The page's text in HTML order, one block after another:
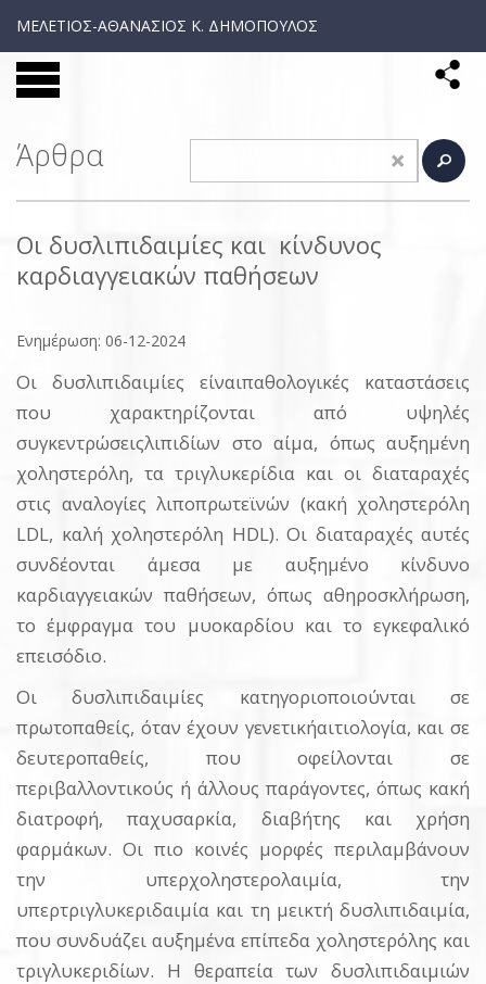
ΜΕΛΕΤΙΟΣ-ΑΘΑΝΑΣΙΟΣ Κ. ΔΗΜΟΠΟΥΛΟΣ
Άρθρα
Οι δυσλιπιδαιμίες και κίνδυνος
καρδιαγγειακών παθήσεων
Ενημέρωση: 06-12-2024
Οι δυσλιπιδαιμίες είναιπαθολογικές καταστάσεις
που χαρακτηρίζονται από υψηλές
συγκεντρώσειςλιπιδίων στο αίμα, όπως αυξημένη
χοληστερόλη, τα τριγλυκερίδια και οι διαταραχές
στις αναλογίες λιποπρωτεϊνών (κακή χοληστερόλη
LDL, καλή χοληστερόλη HDL). Οι διαταραχές αυτές
συνδέονται άμεσα με αυξημένο κίνδυνο
καρδιαγγειακών παθήσεων, όπως αθηροσκλήρωση,
το έμφραγμα του μυοκαρδίου και το εγκεφαλικό
επεισόδιο.
Οι δυσλιπιδαιμίες κατηγοριοποιούνται σε
πρωτοπαθείς, όταν έχουν γενετικήαιτιολογία, και σε
δευτεροπαθείς, που οφείλονται σε
περιβαλλοντικούς ή άλλους παράγοντες, όπως κακή
διατροφή, παχυσαρκία, διαβήτης και χρήση
φαρμάκων. Οι πιο κοινές μορφές περιλαμβάνουν
την υπερχοληστερολαιμία, την
υπερτριγλυκεριδαιμία και τη μεικτή δυσλιπιδαιμία,
που συνδυάζει αυξημένα επίπεδα χοληστερόλης και
τριγλυκεριδίων. Η θεραπεία των δυσλιπιδαιμιών